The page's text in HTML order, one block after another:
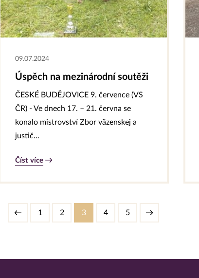
09.07.2024
Úspěch na mezinárodní soutěži
ČESKÉ BUDĚJOVICE 9. července (VS
ČR) - Ve dnech 17. – 21. června se
konalo mistrovství Zbor väzenskej a
justič...
Číst více
1 2 3 4 5